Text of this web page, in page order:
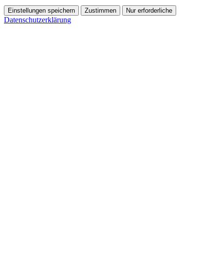
Einstellungen speichern Zustimmen Nur erforderliche
Datenschutzerklärung